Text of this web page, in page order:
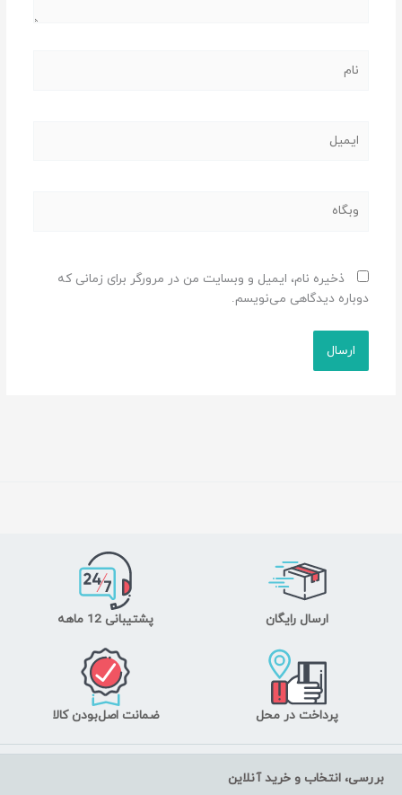
ذخیره نام، ایمیل و وبسایت من در مرورگر برای زمانی که
دوباره دیدگاهی می‌نویسم.
ارسال رایگان پشتیبانی 12 ماهه
پرداخت در محل ضمانت اصل‌بودن کالا
انتخاب و خرید آنلاین